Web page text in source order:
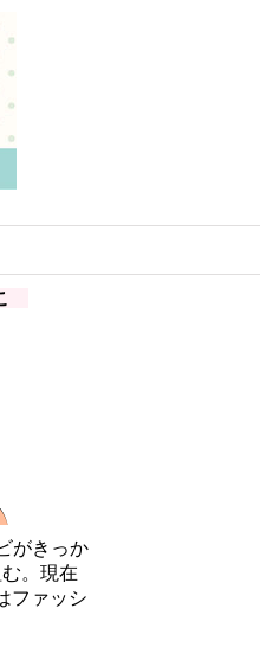
がきっか
。現在
ファッシ